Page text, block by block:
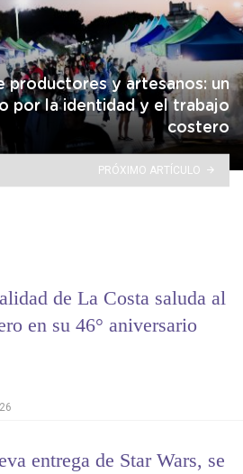
productores y artesanos: un
por la identidad y el trabajo
costero
PRÓXIMO ARTÍCULO
de La Costa saluda al
en su 46° aniversario
entrega de Star Wars, se